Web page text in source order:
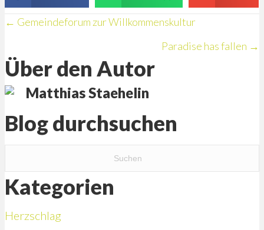
Posts
navigation
← Gemeindeforum zur Willkommenskultur
Paradise has fallen →
Über den Autor
Matthias Staehelin
Blog durchsuchen
Kategorien
Herzschlag